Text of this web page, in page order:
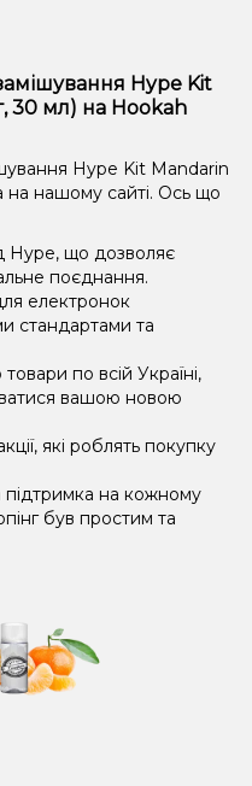
Hype Kit
30 мл) на Hookah
Hype Kit Mandarin
нашому сайті. Ось що
Hype, що дозволяє
поєднання.
електронок
стандартами та
по всій Україні,
вашою новою
які роблять покупку
підтримка на кожному
був простим та